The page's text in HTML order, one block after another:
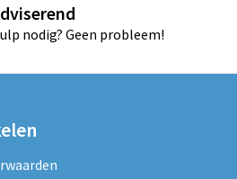
nodig? Geen probleem!